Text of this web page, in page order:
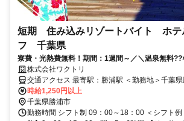
短期 住み込みリゾートバイト ホテ
フ 千葉県
寮費・光熱費無料！期間：1週間～／＼温泉無料
カンタン業務の大浴場清掃STAFF?
株式会社ワクトリ
交通アクセス 最寄駅：勝浦駅 ＜勤務地＞千葉県勝浦市墨名820★寮
完備・赴任交通費支給！ 【東京方面より】 特急で東京駅⇒勝浦駅
（約1時間30分） 勝浦駅より徒歩で約5分 ※ご自宅からの通勤も相談
OK！住み込みを希望されない場合もお気軽に
時給1,250円以上
千葉県勝浦市
勤務時間 シフト制 09：00～18：00 ＜シフト